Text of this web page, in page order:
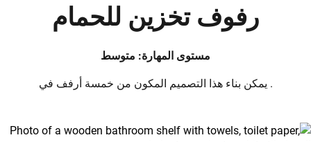
رفوف تخزين للحمام
مستوى المهارة: متوسط
. يمكن بناء هذا التصميم المكون من خمسة أرفف في